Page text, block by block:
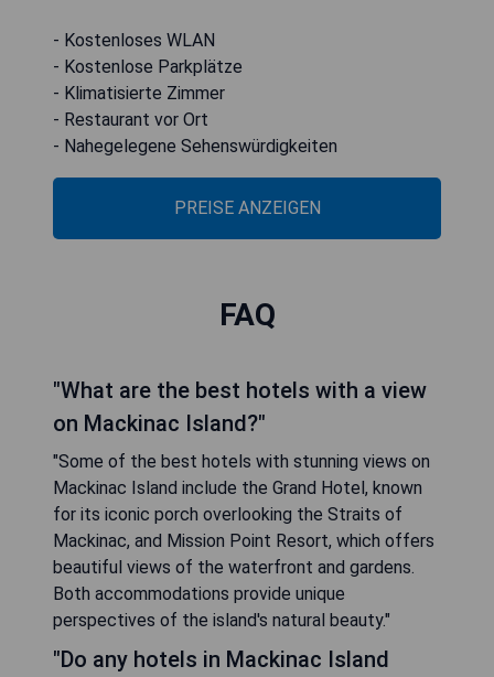
- Kostenloses WLAN
- Kostenlose Parkplätze
- Klimatisierte Zimmer
- Restaurant vor Ort
- Nahegelegene Sehenswürdigkeiten
PREISE ANZEIGEN
FAQ
"What are the best hotels with a view
on Mackinac Island?"
"Some of the best hotels with stunning views on
Mackinac Island include the Grand Hotel, known
for its iconic porch overlooking the Straits of
Mackinac, and Mission Point Resort, which offers
beautiful views of the waterfront and gardens.
Both accommodations provide unique
perspectives of the island's natural beauty."
"Do any hotels in Mackinac Island